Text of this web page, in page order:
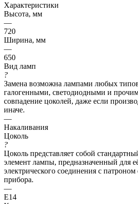
Характеристики
Высота, мм
—
720
Ширина, мм
—
650
Вид ламп
?
Замена возможна лампами любых
галогенными, светодиодными и
совпадение цоколей, даже если
иначе.
—
Накаливания
Цоколь
?
Цоколь представляет собой
элемент лампы, предназначенный для
электрического соединения с патроном
прибора.
—
E14